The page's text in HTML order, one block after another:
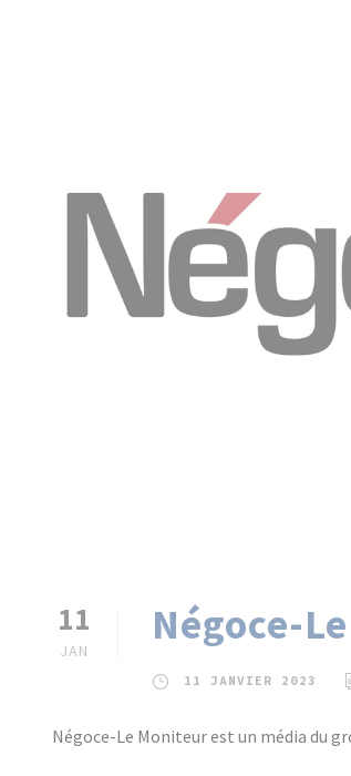
11
JAN
Négoce-
11 JANVIER 2023
Négoce-Le Moniteur est un média du